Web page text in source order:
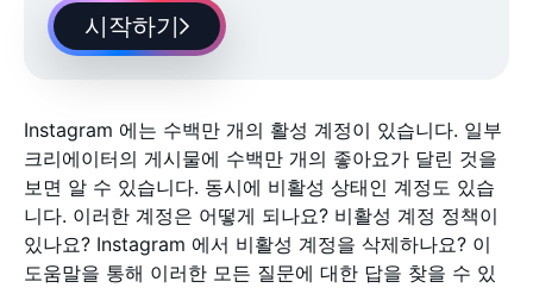
시작하기
Instagram 에는 수백만 개의 활성 계정이 있습니다. 일부
크리에이터의 게시물에 수백만 개의 좋아요가 달린 것을
보면 알 수 있습니다. 동시에 비활성 상태인 계정도 있습
니다. 이러한 계정은 어떻게 되나요? 비활성 계정 정책이
있나요? Instagram 에서 비활성 계정을 삭제하나요? 이
도움말을 통해 이러한 모든 질문에 대한 답을 찾을 수 있